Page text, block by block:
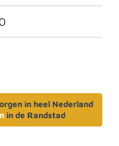
in heel Nederland
in de Randstad